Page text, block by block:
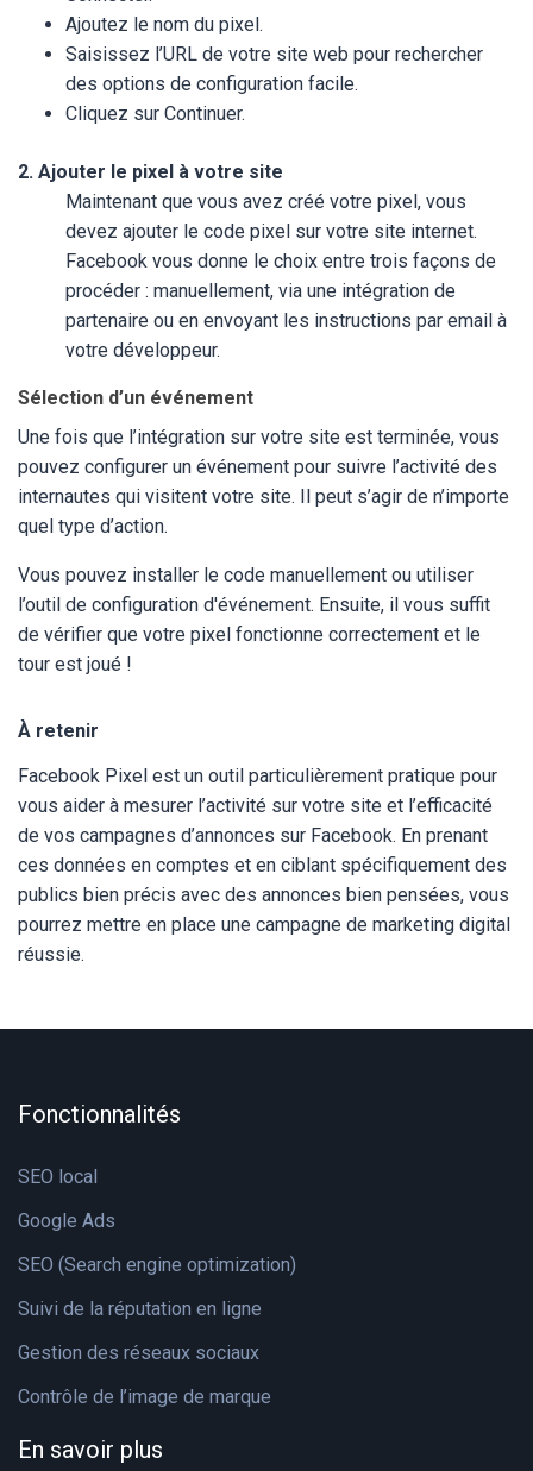
Ajoutez le nom du pixel.
Saisissez l’URL de votre site web pour rechercher
des options de configuration facile.
Cliquez sur Continuer.
2. Ajouter le pixel à votre site
Maintenant que vous avez créé votre pixel, vous
devez ajouter le code pixel sur votre site internet.
Facebook vous donne le choix entre trois façons de
procéder : manuellement, via une intégration de
partenaire ou en envoyant les instructions par email à
votre développeur.
Sélection d’un événement
Une fois que l’intégration sur votre site est terminée, vous
pouvez configurer un événement pour suivre l’activité des
internautes qui visitent votre site. Il peut s’agir de n’importe
quel type d’action.
Vous pouvez installer le code manuellement ou utiliser
l’outil de configuration d'événement. Ensuite, il vous suffit
de vérifier que votre pixel fonctionne correctement et le
tour est joué !
À retenir
Facebook Pixel est un outil particulièrement pratique pour
vous aider à mesurer l’activité sur votre site et l’efficacité
de vos campagnes d’annonces sur Facebook. En prenant
ces données en comptes et en ciblant spécifiquement des
publics bien précis avec des annonces bien pensées, vous
pourrez mettre en place une campagne de marketing digital
réussie.
Fonctionnalités
SEO local
Google Ads
SEO (Search engine optimization)
Suivi de la réputation en ligne
Gestion des réseaux sociaux
Contrôle de l’image de marque
En savoir plus